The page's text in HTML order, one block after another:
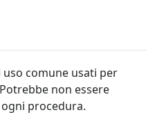
comune usati per
non essere
procedura.